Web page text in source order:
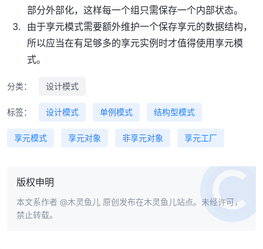
部分外部化，这样每一个组只需保存一个内部状态。
由于享元模式需要额外维护一个保存享元的数据结构，
所以应当在有足够多的享元实例时才值得使用享元模
式。
分类： 设计模式
标签： 设计模式 单例模式 结构型模式
享元模式 享元对象 非享元对象 享元工厂
版权申明
本文系作者 @木灵鱼儿 原创发布在木灵鱼儿站点。未经许可，
禁止转载。